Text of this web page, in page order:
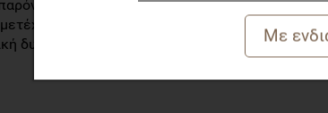
περιορισμένη. Οι υψηλής ποιότητας
με αγχώδεις διαταραχές είναι
δυνατότητα των διατροφικών παρεμβάσεων